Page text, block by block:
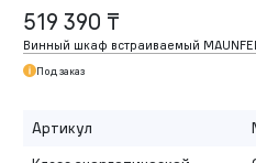
519 390 ₸
Винный шкаф встраиваемый
Под заказ
Артикул